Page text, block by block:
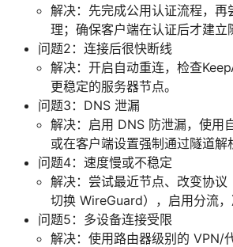
解决：先完成公用认证流程，
理；确保客户端在认证后才建立
问题2：连接后很快断线
解决：开启自动重连，检查
更稳定的服务器节点。
问题3：DNS 泄漏
解决：启用 DNS 防泄漏，使用
或在客户端设置强制通过隧道解
问题4：速度慢或不稳定
解决：尝试最近节点、改变协议
切换 WireGuard），启用分流，
问题5：多设备连接受限
解决：使用路由器级别的 VPN/